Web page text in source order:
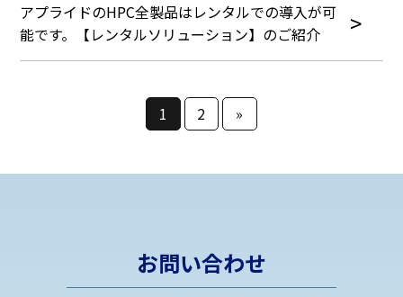
アプライドのHPC全製品はレンタルでの導入が可
能です。【レンタルソリューション】のご紹介
1 2 »
お問い合わせ